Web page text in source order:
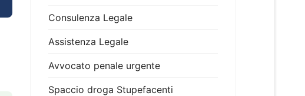
Consulenza Legale
Assistenza Legale
Avvocato penale urgente
Spaccio droga Stupefacenti